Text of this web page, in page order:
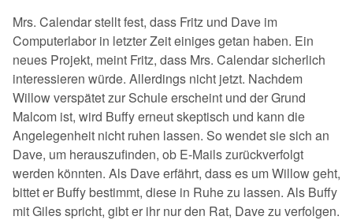
Mrs. Calendar stellt fest, dass Fritz und Dave im
Computerlabor in letzter Zeit einiges getan haben. Ein
neues Projekt, meint Fritz, dass Mrs. Calendar sicherlich
interessieren würde. Allerdings nicht jetzt. Nachdem
Willow verspätet zur Schule erscheint und der Grund
Malcom ist, wird Buffy erneut skeptisch und kann die
Angelegenheit nicht ruhen lassen. So wendet sie sich an
Dave, um herauszufinden, ob E-Mails zurückverfolgt
werden könnten. Als Dave erfährt, dass es um Willow geht,
bittet er Buffy bestimmt, diese in Ruhe zu lassen. Als Buffy
mit Giles spricht, gibt er ihr nur den Rat, Dave zu verfolgen.